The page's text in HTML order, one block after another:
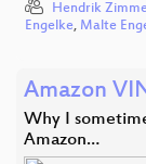
Hendrik
Engelke, Malte
Amazon
Why I
Amazon…